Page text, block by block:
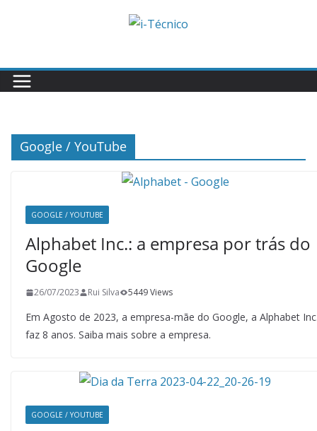
Google / YouTube
GOOGLE / YOUTUBE
Alphabet Inc.: a empresa por trás do
Google
26/07/2023 Rui Silva 5449 Views
Em Agosto de 2023, a empresa-mãe do Google, a Alphabet
faz 8 anos. Saiba mais sobre a empresa.
GOOGLE / YOUTUBE